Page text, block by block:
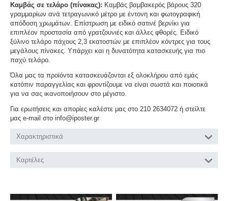
Καμβάς σε τελάρο (πίνακας): Καμβάς βαμβακερός βάρους 320
γραμμαρίων ανά τετραγωνικό μέτρο με έντονη και φωτογραφική
απόδοση χρωμάτων. Επίστρωση με ειδικό σατινέ βερνίκι για
επιπλέον προστασία από γρατζουνιές και άλλες φθορές. Ειδικό
ξύλινο τελάρο πάχους 2,3 εκατοστών με επιπλέον κόντρες για τους
μεγάλους πίνακες. Υπάρχει και η δυνατότητα κατασκευής για πιο
παχύ τελάρο.
Όλα μας τα προϊόντα κατασκευάζονται εξ ολοκλήρου από εμάς
κατόπιν παραγγελίας και φροντίζουμε να είναι σωστά και ποιοτικά
για να σας ικανοποιήσουν στο μέγιστο.
Για ερωτήσεις και απορίες καλέστε μας στο 210 2634072 ή στείλτε
μας e-mail στο info@iposter.gr
Χαρακτηριστικά
Καρτέλες